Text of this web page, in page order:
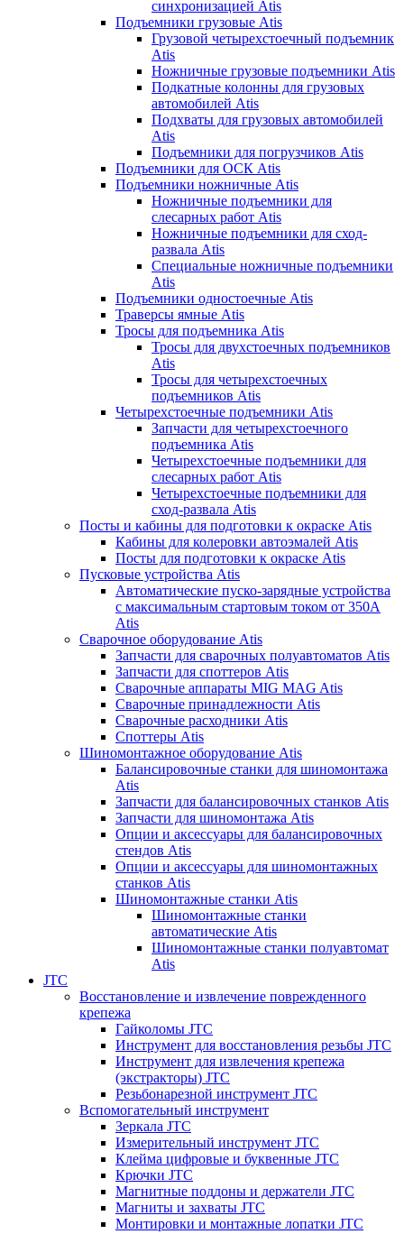
синхронизацией Atis
Подъемники грузовые Atis
Грузовой четырехстоечный подъемник
Atis
Ножничные грузовые подъемники Atis
Подкатные колонны для грузовых
автомобилей Atis
Подхваты для грузовых автомобилей
Atis
Подъемники для погрузчиков Atis
Подъемники для ОСК Atis
Подъемники ножничные Atis
Ножничные подъемники для
слесарных работ Atis
Ножничные подъемники для сход-
развала Atis
Специальные ножничные подъемники
Atis
Подъемники одностоечные Atis
Траверсы ямные Atis
Тросы для подъемника Atis
Тросы для двухстоечных подъемников
Atis
Тросы для четырехстоечных
подъемников Atis
Четырехстоечные подъемники Atis
Запчасти для четырехстоечного
подъемника Atis
Четырехстоечные подъемники для
слесарных работ Atis
Четырехстоечные подъемники для
сход-развала Atis
Посты и кабины для подготовки к окраске Atis
Кабины для колеровки автоэмалей Atis
Посты для подготовки к окраске Atis
Пусковые устройства Atis
Автоматические пуско-зарядные устройства
с максимальным стартовым током от 350А
Atis
Сварочное оборудование Atis
Запчасти для сварочных полуавтоматов Atis
Запчасти для споттеров Atis
Сварочные аппараты MIG MAG Atis
Сварочные принадлежности Atis
Сварочные расходники Atis
Споттеры Atis
Шиномонтажное оборудование Atis
Балансировочные станки для шиномонтажа
Atis
Запчасти для балансировочных станков Atis
Запчасти для шиномонтажа Atis
Опции и аксессуары для балансировочных
стендов Atis
Опции и аксессуары для шиномонтажных
станков Atis
Шиномонтажные станки Atis
Шиномонтажные станки
автоматические Atis
Шиномонтажные станки полуавтомат
Atis
JTC
Восстановление и извлечение поврежденного
крепежа
Гайколомы JTC
Инструмент для восстановления резьбы JTC
Инструмент для извлечения крепежа
(экстракторы) JTC
Резьбонарезной инструмент JTC
Вспомогательный инструмент
Зеркала JTC
Измерительный инструмент JTC
Клейма цифровые и буквенные JTC
Крючки JTC
Магнитные поддоны и держатели JTC
Магниты и захваты JTC
Монтировки и монтажные лопатки JTC